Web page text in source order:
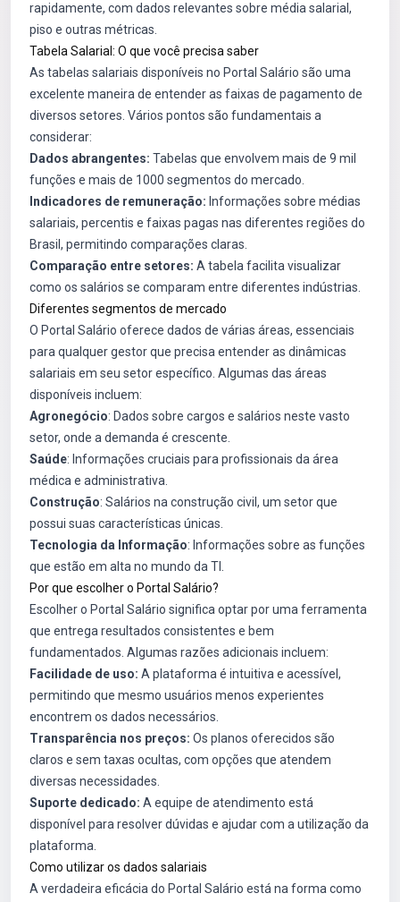
rapidamente, com dados relevantes sobre média salarial,
piso e outras métricas.
Tabela Salarial: O que você precisa saber
As tabelas salariais disponíveis no Portal Salário são uma
excelente maneira de entender as faixas de pagamento de
diversos setores. Vários pontos são fundamentais a
considerar:
Dados abrangentes: Tabelas que envolvem mais de 9 mil
funções e mais de 1000 segmentos do mercado.
Indicadores de remuneração: Informações sobre médias
salariais, percentis e faixas pagas nas diferentes regiões do
Brasil, permitindo comparações claras.
Comparação entre setores: A tabela facilita visualizar
como os salários se comparam entre diferentes indústrias.
Diferentes segmentos de mercado
O Portal Salário oferece dados de várias áreas, essenciais
para qualquer gestor que precisa entender as dinâmicas
salariais em seu setor específico. Algumas das áreas
disponíveis incluem:
Agronegócio: Dados sobre cargos e salários neste vasto
setor, onde a demanda é crescente.
Saúde: Informações cruciais para profissionais da área
médica e administrativa.
Construção: Salários na construção civil, um setor que
possui suas características únicas.
Tecnologia da Informação: Informações sobre as funções
que estão em alta no mundo da TI.
Por que escolher o Portal Salário?
Escolher o Portal Salário significa optar por uma ferramenta
que entrega resultados consistentes e bem
fundamentados. Algumas razões adicionais incluem:
Facilidade de uso: A plataforma é intuitiva e acessível,
permitindo que mesmo usuários menos experientes
encontrem os dados necessários.
Transparência nos preços: Os planos oferecidos são
claros e sem taxas ocultas, com opções que atendem
diversas necessidades.
Suporte dedicado: A equipe de atendimento está
disponível para resolver dúvidas e ajudar com a utilização da
plataforma.
Como utilizar os dados salariais
A verdadeira eficácia do Portal Salário está na forma como